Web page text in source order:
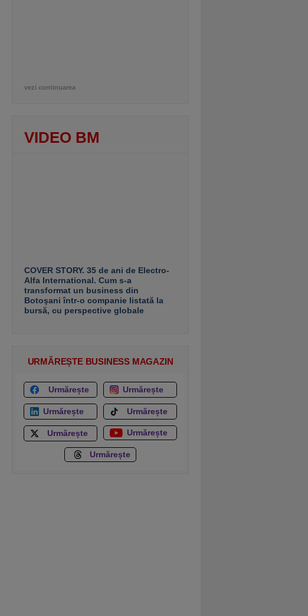
vezi continuarea
VIDEO BM
COVER STORY. 35 de ani de Electro-
Alfa International. Cum s-a
transformat un business din
Botoşani într-o companie listată la
bursă, cu perspective globale
URMĂREȘTE BUSINESS MAGAZIN
Urmărește Urmărește
Urmărește Urmărește
Urmărește Urmărește
Urmărește